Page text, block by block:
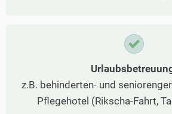
z.B. behinderten- und
Pflegehotel (Rikscha-Fahrt,